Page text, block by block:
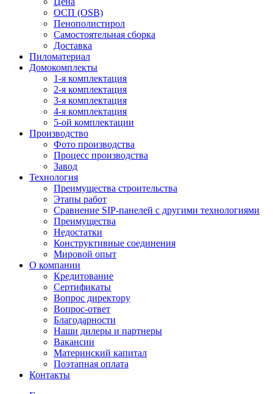
ОСП (OSB)
Пенополистирол
Самостоятельная сборка
Доставка
Пиломатериал
Домокомплекты
1-я комплектация
2-я комплектация
3-я комплектация
4-я комплектация
5-ой комплектации
Производство
Фото производства
Процесс производства
Завод
Технология
Преимущества строительства
Этапы работ
Сравнение SIP-панелей с другими технологиями
Преимущества
Недостатки
Конструктивные соединения
Мировой опыт
О компании
Кредитование
Сертификаты
Вопрос директору
Вопрос-ответ
Благодарности
Наши дилеры и партнеры
Вакансии
Материнский капитал
Поэтапная оплата
Контакты